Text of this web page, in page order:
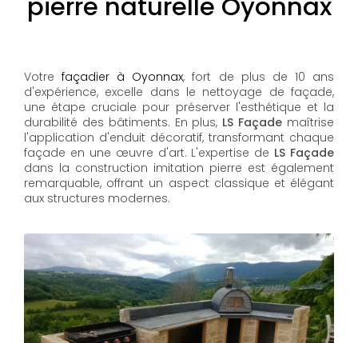
Votrefaçadier à Oyonnax, fort de plus de 10 ans
d'expérience, excelle dans le nettoyage de façade,
une étape cruciale pour préserver l'esthétique et la
durabilité des bâtiments. En plus, LS Façade maîtrise
l'application d'enduit décoratif, transformant chaque
façade en une œuvre d'art. L'expertise de LS Façade
dans la construction imitation pierre est également
remarquable, offrant un aspect classique et élégant
aux structures modernes.